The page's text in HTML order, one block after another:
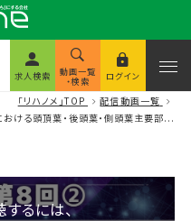
求人検索 動画一覧
・検索 ログイン
「リハノメ」TOP
配信動画一覧
おける頭頂葉・後頭葉・側頭葉主要部...
るには、